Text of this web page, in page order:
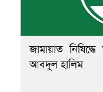
জামায়াত
আবদুল হালিম